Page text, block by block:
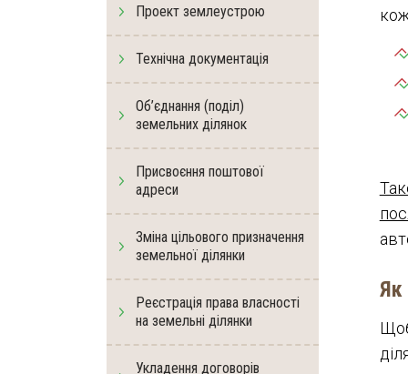
Проект землеустрою
Технічна документація
Об’єднання (поділ)
земельних ділянок
Присвоєння поштової
адреси
Зміна цільового призначення
земельної ділянки
Реєстрація права власності
на земельні ділянки
Укладення договорів
Як